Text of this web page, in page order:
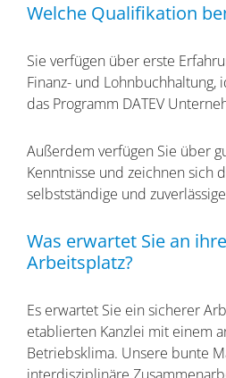
Welche Qualifikation
Sie verfügen über erste
Finanz- und Lohnbuchhaltung,
das Programm DATEV
Außerdem verfügen Sie über
Kenntnisse und zeichnen sich
selbstständige und
Was erwartet Sie an
Arbeitsplatz?
Es erwartet Sie ein sicherer
etablierten Kanzlei mit einem
Betriebsklima. Unsere bunte